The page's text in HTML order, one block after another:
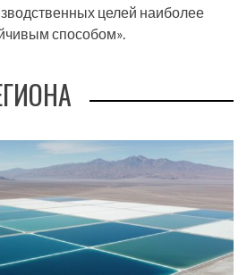
целей наиболее
способом».